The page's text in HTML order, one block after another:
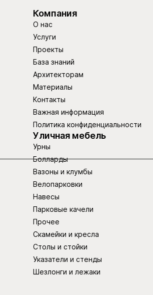
Компания
О нас
Услуги
Проекты
База знаний
Архитекторам
Материалы
Контакты
Важная информация
Политика конфиденциальности
Уличная мебель
Урны
Болларды
Вазоны и клумбы
Велопарковки
Навесы
Парковые качели
Прочее
Скамейки и кресла
Столы и стойки
Указатели и стенды
Шезлонги и лежаки